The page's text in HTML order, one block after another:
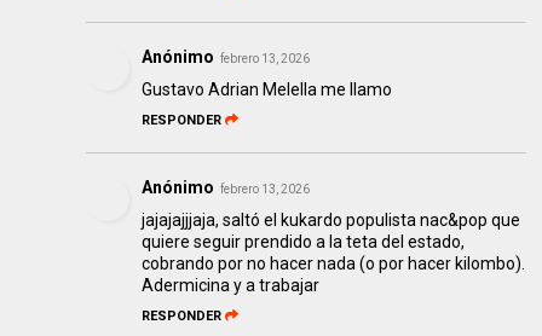
Anónimo febrero 13, 2026
Gustavo Adrian Melella me llamo
RESPONDER
Anónimo febrero 13, 2026
jajajajjjaja, saltó el kukardo populista nac&pop que
quiere seguir prendido a la teta del estado,
cobrando por no hacer nada (o por hacer kilombo).
Adermicina y a trabajar
RESPONDER